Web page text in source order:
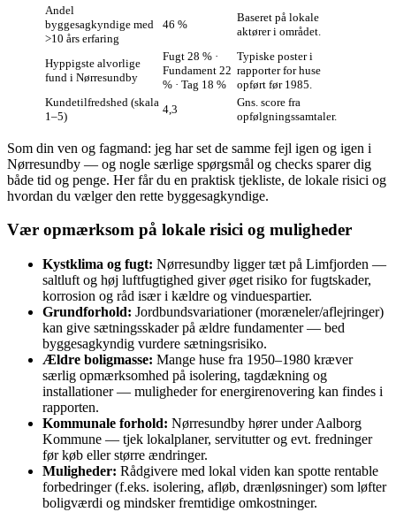
Andel
byggesagkyndige med
>10 års erfaring
46 %
Baseret på lokale
aktører i området.
Hyppigste alvorlige
fund i Nørresundby
Fugt 28 % ·
Fundament 22
% · Tag 18 %
Typiske poster i
rapporter for huse
opført før 1985.
Kundetilfredshed (skala
1–5)
4,3
Gns. score fra
opfølgningssamtaler.
Som din ven og fagmand: jeg har set de samme fejl igen og igen i
Nørresundby — og nogle særlige spørgsmål og checks sparer dig
både tid og penge. Her får du en praktisk tjekliste, de lokale risici og
hvordan du vælger den rette byggesagkyndige.
Vær opmærksom på lokale risici og muligheder
Kystklima og fugt: Nørresundby ligger tæt på Limfjorden —
saltluft og høj luftfugtighed giver øget risiko for fugtskader,
korrosion og råd især i kældre og vinduespartier.
Grundforhold: Jordbundsvariationer (moræneler/aflejringer)
kan give sætningsskader på ældre fundamenter — bed
byggesagkyndig vurdere sætningsrisiko.
Ældre boligmasse: Mange huse fra 1950–1980 kræver
særlig opmærksomhed på isolering, tagdækning og
installationer — muligheder for energirenovering kan findes i
rapporten.
Kommunale forhold: Nørresundby hører under Aalborg
Kommune — tjek lokalplaner, servitutter og evt. fredninger
før køb eller større ændringer.
Muligheder: Rådgivere med lokal viden kan spotte rentable
forbedringer (f.eks. isolering, afløb, drænløsninger) som løfter
boligværdi og mindsker fremtidige omkostninger.